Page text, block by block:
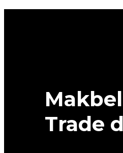
Makbel
Trade